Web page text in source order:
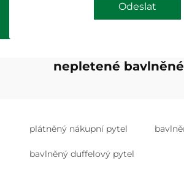
Odeslat
nepletené
plátněný nákupní pytel
bavlněný duffelový pytel